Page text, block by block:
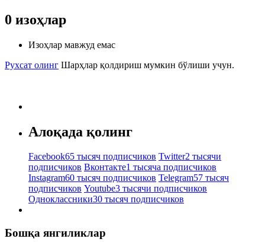
0 изоҳлар
Изоҳлар мавжуд емас
Рухсат олинг Шарҳлар қолдириш мумкин бўлиши учун.
Алоқада қолинг
Facebook65 тысяч подписчиков Twitter2 тысячи
подписчиков Вконтакте1 тысяча подписчиков
Instagram60 тысяч подписчиков Telegram57 тысяч
подписчиков Youtube3 тысячи подписчиков
Одноклассники30 тысяч подписчиков
Бошқа янгиликлар